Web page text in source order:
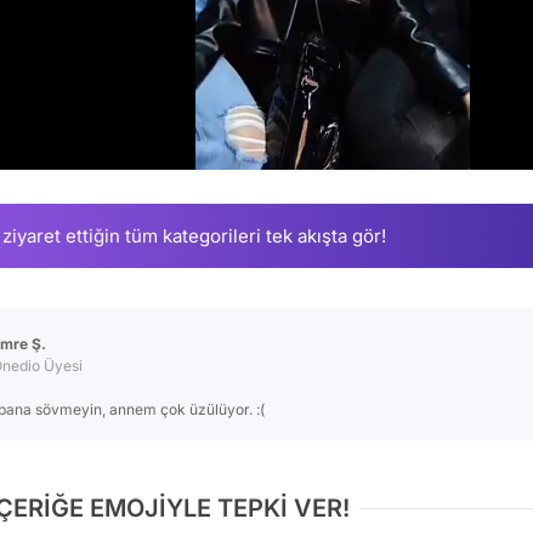
ettiğin tüm kategorileri tek akışta gör!
Ş.
Üyesi
sövmeyin, annem çok üzülüyor. :(
EMOJİYLE TEPKİ VER!